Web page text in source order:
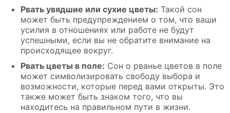
Рвать увядшие или сухие цветы: Такой сон
может быть предупреждением о том, что ваши
усилия в отношениях или работе не будут
успешными, если вы не обратите внимание на
происходящее вокруг.
Рвать цветы в поле: Сон о рванье цветов в поле
может символизировать свободу выбора и
возможности, которые перед вами открыты. Это
также может быть знаком того, что вы
находитесь на правильном пути в жизни.